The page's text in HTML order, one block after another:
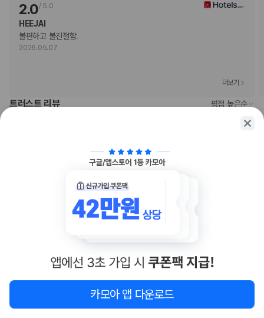
위 목록에 명시되지 않은 다른 항목이 있을 수 있습니다. 요금 및 보증금은 세전
금액일 수 있으며 변경될 수 있습니다.
현장 결제 유형 및 수단
Visa
현금
장애인 안내 동물 동반 가능
반려동물 동반 불가
2.0/ 5.0
HEEJAI
불편하고 불친절함.
2026.05.07
더보기
트러스트 리뷰 평점 높은순
괌에서 가성비 가장 좋은 곳 같아요!!! 비치 바로 연결되어 있어서 좋고 인
청결도 4.5 | 친절도 5.0 | 만족도 5.0
오더라도 리프로!
카모아 앱 다운로드